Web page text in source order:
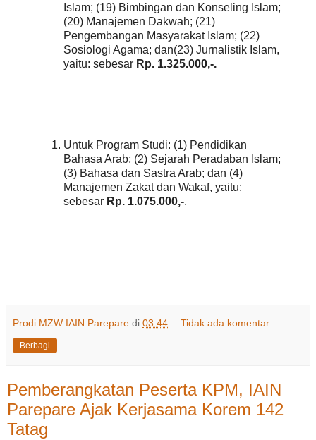
Islam; (19) Bimbingan dan Konseling Islam;
(20) Manajemen Dakwah; (21)
Pengembangan Masyarakat Islam; (22)
Sosiologi Agama; dan(23) Jurnalistik Islam,
yaitu: sebesar Rp. 1.325.000,-.
Untuk Program Studi: (1) Pendidikan
Bahasa Arab; (2) Sejarah Peradaban Islam;
(3) Bahasa dan Sastra Arab; dan (4)
Manajemen Zakat dan Wakaf, yaitu:
sebesar Rp. 1.075.000,-.
Prodi MZW IAIN Parepare di 03.44 Tidak ada komentar:
Berbagi
Pemberangkatan Peserta KPM, IAIN
Parepare Ajak Kerjasama Korem 142
Tatag